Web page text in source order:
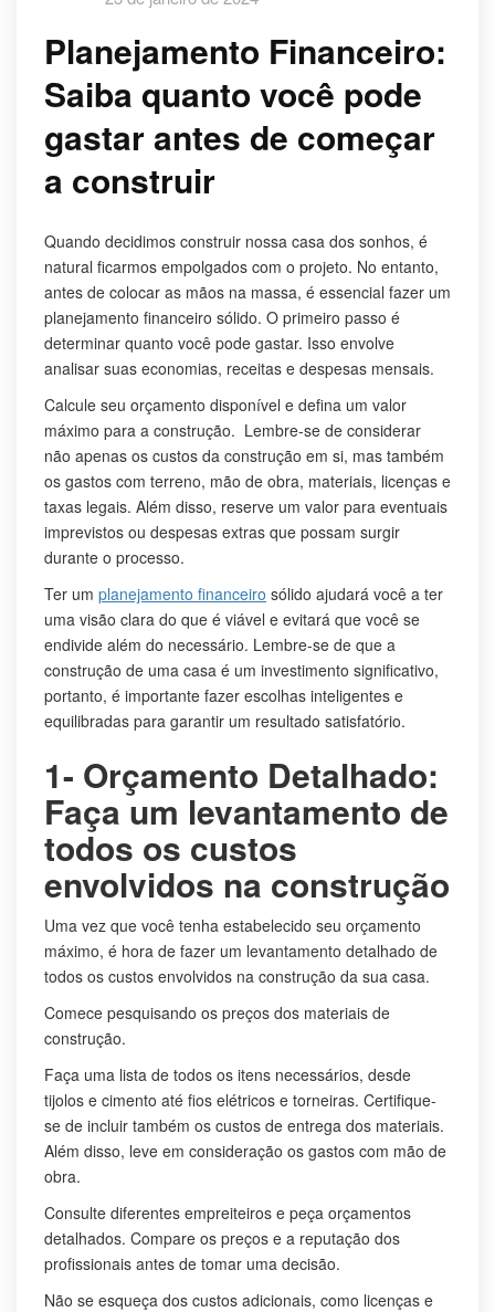
Planejamento Financeiro:
Saiba quanto você pode
gastar antes de começar
a construir
Quando decidimos construir nossa casa dos sonhos, é
natural ficarmos empolgados com o projeto. No entanto,
antes de colocar as mãos na massa, é essencial fazer um
planejamento financeiro sólido. O primeiro passo é
determinar quanto você pode gastar. Isso envolve
analisar suas economias, receitas e despesas mensais.
Calcule seu orçamento disponível e defina um valor
máximo para a construção. Lembre-se de considerar
não apenas os custos da construção em si, mas também
os gastos com terreno, mão de obra, materiais, licenças e
taxas legais. Além disso, reserve um valor para eventuais
imprevistos ou despesas extras que possam surgir
durante o processo.
Ter um planejamento financeiro sólido ajudará você a ter
uma visão clara do que é viável e evitará que você se
endivide além do necessário. Lembre-se de que a
construção de uma casa é um investimento significativo,
portanto, é importante fazer escolhas inteligentes e
equilibradas para garantir um resultado satisfatório.
1- Orçamento Detalhado:
Faça um levantamento de
todos os custos
envolvidos na construção
Uma vez que você tenha estabelecido seu orçamento
máximo, é hora de fazer um levantamento detalhado de
todos os custos envolvidos na construção da sua casa.
Comece pesquisando os preços dos materiais de
construção.
Faça uma lista de todos os itens necessários, desde
tijolos e cimento até fios elétricos e torneiras. Certifique-
se de incluir também os custos de entrega dos materiais.
Além disso, leve em consideração os gastos com mão de
obra.
Consulte diferentes empreiteiros e peça orçamentos
detalhados. Compare os preços e a reputação dos
profissionais antes de tomar uma decisão.
Não se esqueça dos custos adicionais, como licenças e